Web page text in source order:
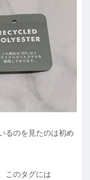
るのを見たのは初め
このタグには